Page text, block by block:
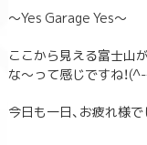
～Yes Garage Yes～
ここから見える富士山
な～って感じですね！
今日も一日、お疲れ様で